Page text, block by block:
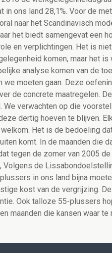
in ons land 28,1%. Voor de
naar het Scandinavisch
het biedt samengevat een
en verplichtingen. Het is
komen, maar het
analyse komen van de
we moeten gaan. Deze
de concrete maatregelen.
verwachten op die
dertig hoeven te blijven.
Het is de bedoeling
komt. In de maanden die
tegen de zomer van 2005
Volgens de
in ons land bijna
kost van de vergrijzing.
Ook talloze 55-plussers
maanden die kansen waar te